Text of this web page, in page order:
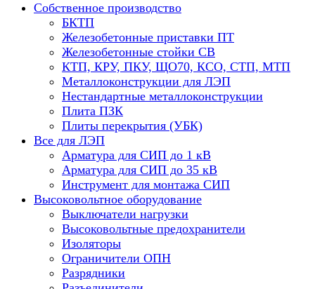
Собственное производство
БКТП
Железобетонные приставки ПТ
Железобетонные стойки СВ
КТП, КРУ, ПКУ, ЩО70, КСО, СТП, МТП
Металлоконструкции для ЛЭП
Нестандартные металлоконструкции
Плита ПЗК
Плиты перекрытия (УБК)
Все для ЛЭП
Арматура для СИП до 1 кВ
Арматура для СИП до 35 кВ
Инструмент для монтажа СИП
Высоковольтное оборудование
Выключатели нагрузки
Высоковольтные предохранители
Изоляторы
Ограничители ОПН
Разрядники